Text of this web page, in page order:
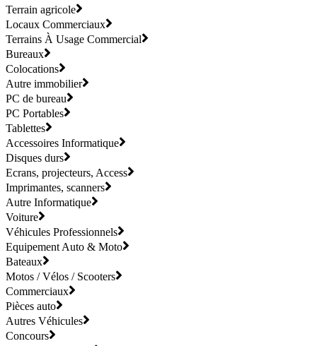
Terrain agricole
Locaux Commerciaux
Terrains À Usage Commercial
Bureaux
Colocations
Autre immobilier
PC de bureau
PC Portables
Tablettes
Accessoires Informatique
Disques durs
Ecrans, projecteurs, Access
Imprimantes, scanners
Autre Informatique
Voiture
Véhicules Professionnels
Equipement Auto & Moto
Bateaux
Motos / Vélos / Scooters
Commerciaux
Pièces auto
Autres Véhicules
Concours